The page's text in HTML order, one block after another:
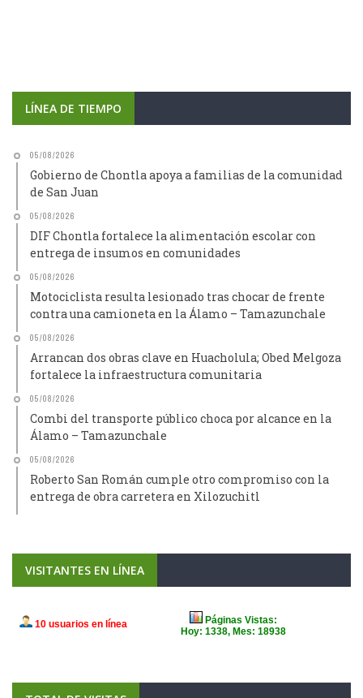
LÍNEA DE TIEMPO
05/08/2026
Gobierno de Chontla apoya a familias de la comunidad
de San Juan
05/08/2026
DIF Chontla fortalece la alimentación escolar con
entrega de insumos en comunidades
05/08/2026
Motociclista resulta lesionado tras chocar de frente
contra una camioneta en la Álamo – Tamazunchale
05/08/2026
Arrancan dos obras clave en Huacholula; Obed Melgoza
fortalece la infraestructura comunitaria
05/08/2026
Combi del transporte público choca por alcance en la
Álamo – Tamazunchale
05/08/2026
Roberto San Román cumple otro compromiso con la
entrega de obra carretera en Xilozuchitl
VISITANTES EN LÍNEA